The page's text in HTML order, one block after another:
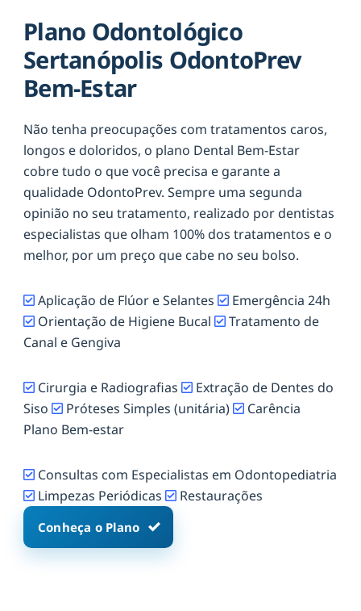
Plano Odontológico
Sertanópolis OdontoPrev
Bem-Estar
Não tenha preocupações com tratamentos caros,
longos e doloridos, o plano Dental Bem-Estar
cobre tudo o que você precisa e garante a
qualidade OdontoPrev. Sempre uma segunda
opinião no seu tratamento, realizado por dentistas
especialistas que olham 100% dos tratamentos e o
melhor, por um preço que cabe no seu bolso.
Aplicação de Flúor e Selantes
Emergência 24h
Orientação de Higiene Bucal
Tratamento de
Canal e Gengiva
Cirurgia e Radiografias
Extração de Dentes do
Siso
Próteses Simples (unitária)
Carência
Plano Bem-estar
Consultas com Especialistas em Odontopediatria
Limpezas Periódicas
Restaurações
Conheça o Plano